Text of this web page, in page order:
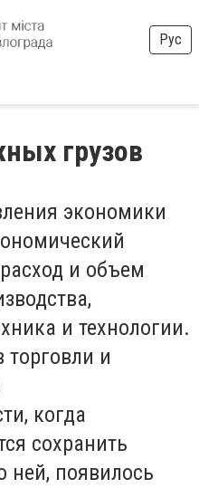
Рус
грузов
экономики
и объем
и технологии.
торговли и
когда
сохранить
ней, появилось